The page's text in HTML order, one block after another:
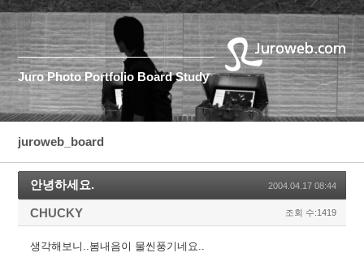
Juro Photo Portfolio Board Study
juroweb_board
안녕하세요. 2004.04.17 08:44
CHUCKY 조회 수:1419
생각해보니..봄내음이 물씬풍기네요..